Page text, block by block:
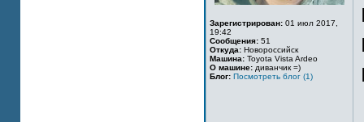
Зарегистрирован: 01 июл 2017,
19:42
Сообщения: 51
Откуда: Новороссийск
Машина: Toyota Vista Ardeo
О машине: диванчик =)
Блог: Посмотреть блог (1)